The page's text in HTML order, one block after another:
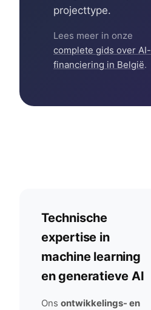
projecttype.
Lees meer in onze
complete gids over AI-
financiering in België.
Technische
expertise in
machine learning
en generatieve AI
Ons ontwikkelings- en